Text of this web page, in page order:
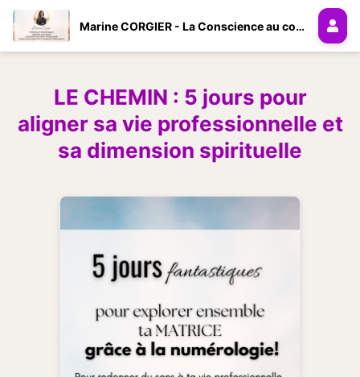
Marine CORGIER - La Conscience au coeur de la Vie
LE CHEMIN : 5 jours pour
aligner sa vie professionnelle et
sa dimension spirituelle